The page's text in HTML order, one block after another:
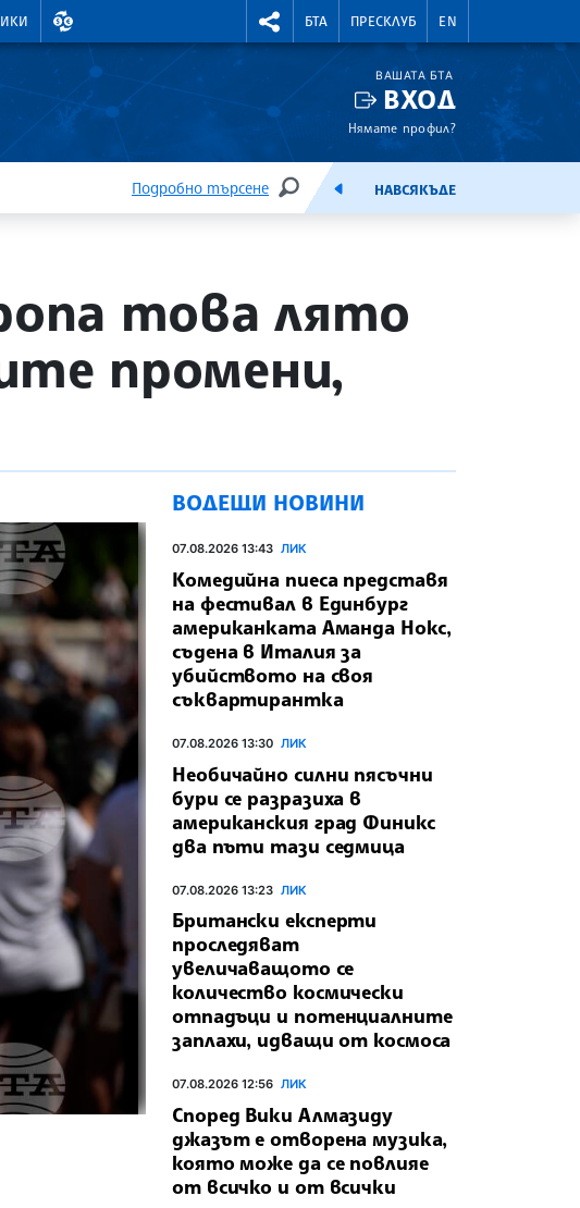
ВАЛУТНИ КУРСОВЕ RIGHTMENU.SOCIAL
БТА ПРЕСКЛУБ EN
ВАШАТА БТА
ВХОД
Нямате профил?
Подробно търсене
ТЪРСЕНЕЕМИСИЯНАВСЯКЪДЕ
това лято
промени,
ВОДЕЩИ НОВИНИ
07.08.2026 13:43 ЛИК
Комедийна пиеса представя
на фестивал в Единбург
американката Аманда Нокс,
съдена в Италия за
убийството на своя
съквартирантка
07.08.2026 13:30 ЛИК
Необичайно силни пясъчни
бури се разразиха в
американския град Финикс
два пъти тази седмица
07.08.2026 13:23 ЛИК
Британски експерти
проследяват
увеличаващото се
количество космически
отпадъци и потенциалните
заплахи, идващи от космоса
07.08.2026 12:56 ЛИК
Според Вики Алмазиду
джазът е отворена музика,
която може да се повлияе
от всичко и от всички